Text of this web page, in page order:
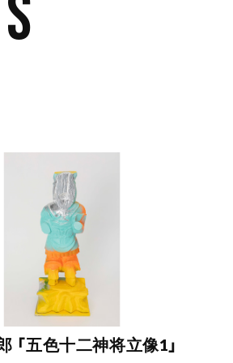
「五色十二神将立像1」